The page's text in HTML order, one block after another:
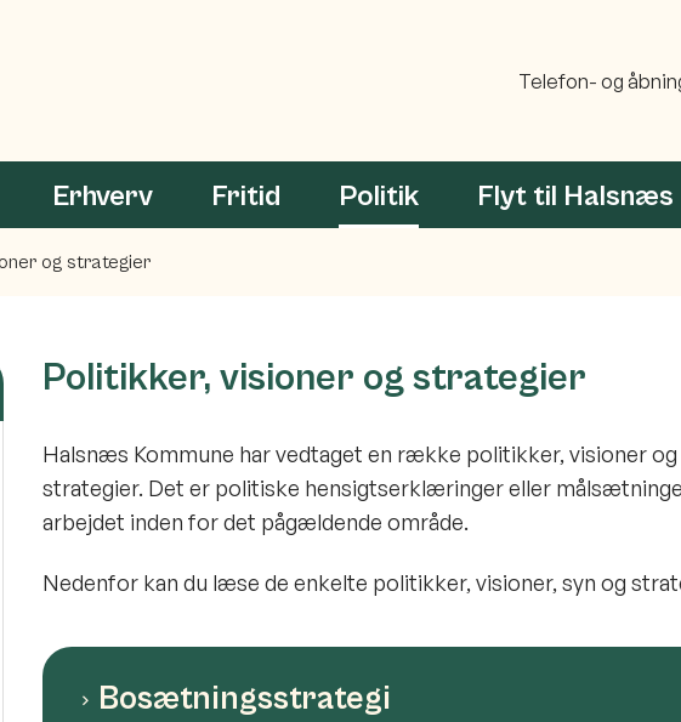
Telefon- og
Erhverv Fritid Politik Flyt til Halsnæs
og strategier
Politikker, visioner og strategier
Halsnæs Kommune har vedtaget en række politikker, visioner og
strategier. Det er politiske hensigtserklæringer eller
arbejdet inden for det pågældende område.
Nedenfor kan du læse de enkelte politikker, visioner, syn og
Bosætningsstrategi